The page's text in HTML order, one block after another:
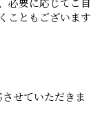
こともございます
せていただきま